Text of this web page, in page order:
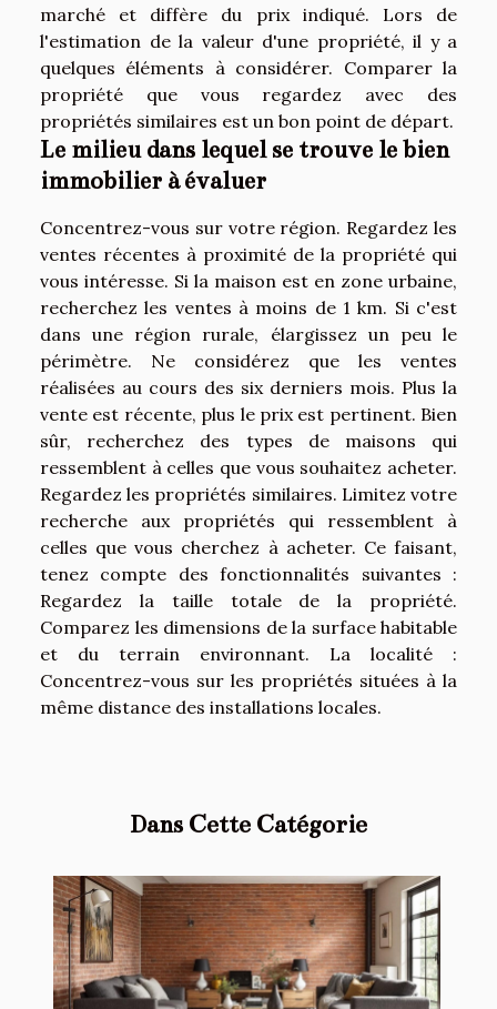
marché et diffère du prix indiqué. Lors de
l'estimation de la valeur d'une propriété, il y a
quelques éléments à considérer. Comparer la
propriété que vous regardez avec des
propriétés similaires est un bon point de départ.
Le milieu dans lequel se trouve le bien
immobilier à évaluer
Concentrez-vous sur votre région. Regardez les
ventes récentes à proximité de la propriété qui
vous intéresse. Si la maison est en zone urbaine,
recherchez les ventes à moins de 1 km. Si c'est
dans une région rurale, élargissez un peu le
périmètre. Ne considérez que les ventes
réalisées au cours des six derniers mois. Plus la
vente est récente, plus le prix est pertinent. Bien
sûr, recherchez des types de maisons qui
ressemblent à celles que vous souhaitez acheter.
Regardez les propriétés similaires. Limitez votre
recherche aux propriétés qui ressemblent à
celles que vous cherchez à acheter. Ce faisant,
tenez compte des fonctionnalités suivantes :
Regardez la taille totale de la propriété.
Comparez les dimensions de la surface habitable
et du terrain environnant. La localité :
Concentrez-vous sur les propriétés situées à la
même distance des installations locales.
Dans Cette Catégorie